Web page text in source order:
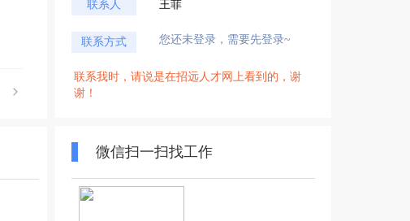
联系人 王菲
联系方式 您还未登录，需要先登录~
联系我时，请说是在招远人才网上看到的，谢
谢！
微信扫一扫找工作